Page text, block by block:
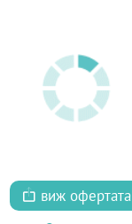
виж офертата